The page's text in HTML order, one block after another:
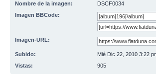
Nombre de la imagen:
DSCF0034
Imagen BBCode:
Imagen-URL:
Subido:
Mié Dic 22, 2010 3:22
Vistas:
905